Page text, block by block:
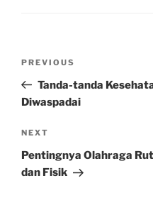
Previous
Post
PREVIOUS
Tanda-tanda
Diwaspadai
Next
Post
NEXT
Pentingnya Olahraga
dan Fisik